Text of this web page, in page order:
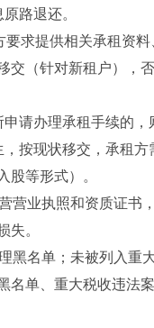
路退还。
求提供相关承租资
（针对新租户），
请办理承租手续的，
按现状移交，承租
股等形式）。
营业执照和资质证书
失。
黑名单；未被列入重
单、重大税收违法